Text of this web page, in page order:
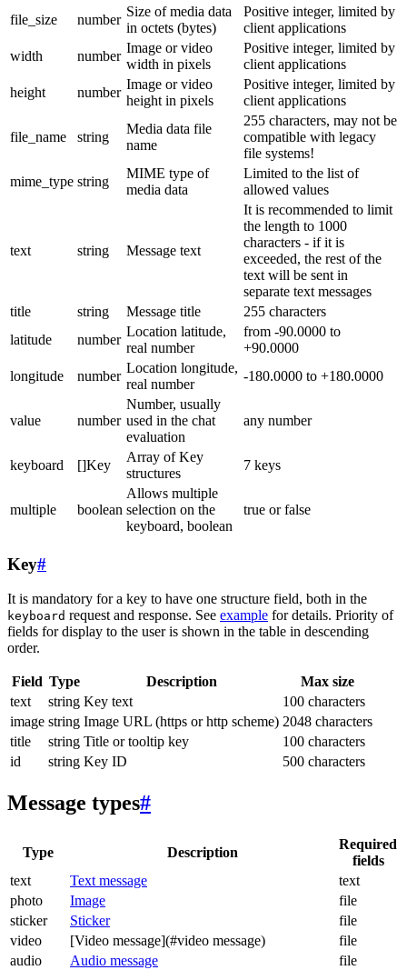
file_size
number
Size of media data
in octets (bytes)
Positive integer, limited by
client applications
width
number
Image or video
width in pixels
Positive integer, limited by
client applications
height
number
Image or video
height in pixels
Positive integer, limited by
client applications
file_name string
Media data file
name
255 characters, may not be
compatible with legacy
file systems!
mime_type string
MIME type of
media data
Limited to the list of
allowed values
text string Message text
It is recommended to limit
the length to 1000
characters - if it is
exceeded, the rest of the
text will be sent in
separate text messages
title
string Message title
255 characters
latitude
number
Location latitude,
real number
from -90.0000 to
+90.0000
longitude
number
Location longitude,
real number
-180.0000 to +180.0000
value number
Number, usually
used in the chat
evaluation
any number
keyboard []Key
Array of Key
structures
7 keys
multiple boolean
Allows multiple
selection on the
keyboard, boolean
true or false
Key#
It is mandatory for a key to have one structure field, both in the
keyboard request and response. See example for details. Priority of
fields for display to the user is shown in the table in descending
order.
Field Type Description
Max size
text
string Key text
100 characters
image string Image URL (https or http scheme) 2048 characters
title
string Title or tooltip key
100 characters
id
string Key ID 500 characters
Message types#
Type Description
Required
fields
text
Text message
text
photo
Image
file
sticker
Sticker
file
video
[Video message](#video message)
file
audio
Audio message file